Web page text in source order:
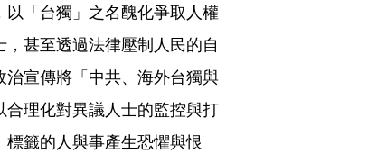
「台獨」之名醜化爭取人權
甚至透過法律壓制人民的自
宣傳將「中共、海外台獨與
理化對異議人士的監控與打
籤的人與事產生恐懼與恨